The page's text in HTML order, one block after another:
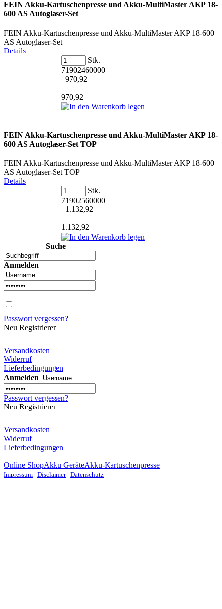
FEIN Akku-Kartuschenpresse und Akku-MultiMaster AKP 18-
600 AS Autoglaser-Set
FEIN Akku-Kartuschenpresse und Akku-MultiMaster AKP 18-600
AS Autoglaser-Set
Details
Stk.
71902460000
970,92
970,92
FEIN Akku-Kartuschenpresse und Akku-MultiMaster AKP 18-
600 AS Autoglaser-Set TOP
FEIN Akku-Kartuschenpresse und Akku-MultiMaster AKP 18-600
AS Autoglaser-Set TOP
Details
Stk.
71902560000
1.132,92
1.132,92
Suche
Anmelden
Passwort vergessen?
Neu Registrieren
Versandkosten
Widerruf
Lieferbedingungen
Anmelden
Passwort vergessen?
Neu Registrieren
Versandkosten
Widerruf
Lieferbedingungen
Online ShopAkku GeräteAkku-Kartuschenpresse
Impressum | Disclaimer| Datenschutz